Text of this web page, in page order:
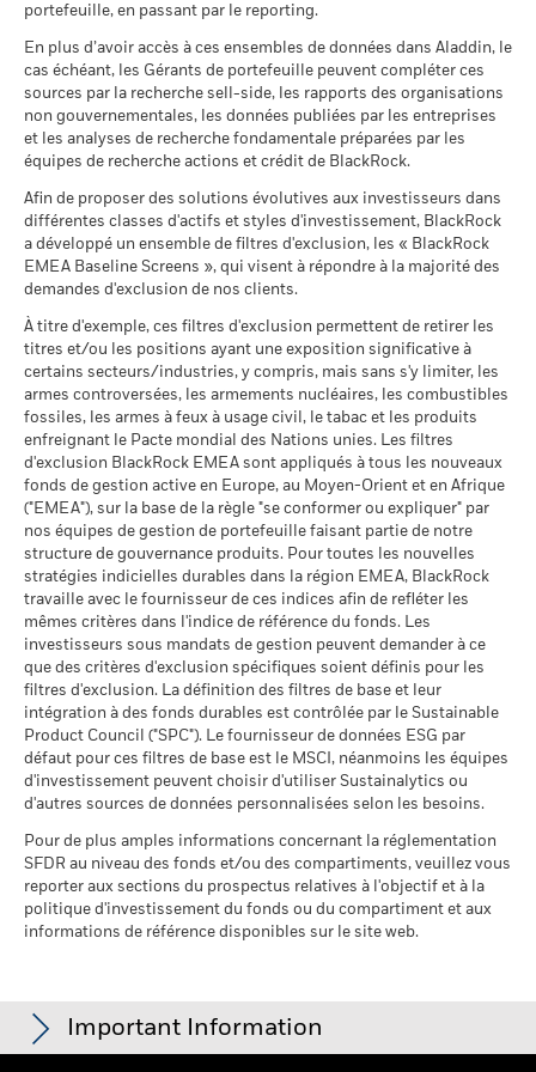
La performance indiquée est calculée après déduction des
frais courants. Les frais d’entrée/de sortie ne sont pas inclus
dans le calcul.
Les chiffres indiqués se rapportent aux performances
passées.Les performances passées ne sont pas un indicateur
fiable des performances futures. Les marchés pourraient
évoluer très différemment. Ceci peut vous aider à évaluer la
façon dont le fonds a été géré dans le passé
La performance est indiquée sur la base de la Valeur nette
d’inventaire (VNI), avec le revenu brut réinvesti le cas échéant.
Le rendement de votre investissement peut augmenter ou
diminuer en raison des fluctuations des devises si votre
investissement est effectué dans une devise autre que celle
utilisée dans le calcul des performances passées. Source :
Blackrock
Minimal Il n’y a pas de rendement minimum
Tension
Ce que vous pourriez obtenir après
Rendement annuel moyen
Défavorable
Ce que vous pourriez obtenir après
Rendement annuel moyen
Intermédiaire
Ce que vous pourriez obtenir après
Rendement annuel moyen
Favorable
Ce que vous pourriez obtenir après
Rendement annuel moyen
Le scénario de tension montre ce que vous pourriez obtenir
dans des situations de marché extrêmes.
au 30/juin/2026
MSCI - Armes nucléaires
au 30/juin/2026
0,00%
MSCI - Armes à feu civiles
au 30/juin/2026
0,00%
MSCI - Tabac
au 30/juin/2026
MSCI - Contrevenants au
Pacte mondial des Nations
Unies
au 30/juin/2026
0,00%
MSCI - Charbon thermique
au 30/juin/2026
0,00%
MSCI - Sables bitumineux
au 30/juin/2026
0,00%
Données sur la
participation aux secteurs
d'activité
au 30/juin/2026
33,89%
Pourcentage des avoirs du
fonds à l'égard desquels
des données ne sont pas
disponibles
au 30/juin/2026
L'exposition de BlackRock aux secteurs d'activité, telle qu'elle
est indiquée ci-dessus, pour le charbon thermique et les
sables bitumineux, est calculée et déclarée pour les
entreprises qui tirent plus de 5 % de leurs revenus du
charbon thermique ou des sables bitumineux, tel que défini
par MSCI ESG Research. L’exposition aux entreprises qui
génèrent des revenus à partir du charbon thermique ou des
sables bitumineux (à un seuil de revenus de 0 %), telle que
définie par MSCI ESG Research, se répartit comme suit :
Les indicateurs de participation aux secteurs d'activité sont
calculés par BlackRock à l’aide des données de MSCI ESG
(French)
BlackRock Global Funds - Annual report and
audited financial statements (French)
BlackRock Global Funds - Prospectus (French
- France)
BlackRock Global Funds - Prospectus
(English)
BlackRock Global Funds - Prospectus (French
- Belgium^France)
BlackRock Global Funds - Prospectus -
Addendum (French - France)
Sustainability related disclosure -
EHYFMP27AG (en)
Sustainability related disclosure -
EHYFMP27AG (fr)
Voir tous les documents
portefeuille, en passant par le reporting.
En plus d’avoir accès à ces ensembles de données dans Aladdin, le
cas échéant, les Gérants de portefeuille peuvent compléter ces
sources par la recherche sell-side, les rapports des organisations
non gouvernementales, les données publiées par les entreprises
et les analyses de recherche fondamentale préparées par les
équipes de recherche actions et crédit de BlackRock.
Afin de proposer des solutions évolutives aux investisseurs dans
différentes classes d'actifs et styles d'investissement, BlackRock
a développé un ensemble de filtres d'exclusion, les « BlackRock
EMEA Baseline Screens », qui visent à répondre à la majorité des
demandes d'exclusion de nos clients.
À titre d'exemple, ces filtres d'exclusion permettent de retirer les
titres et/ou les positions ayant une exposition significative à
certains secteurs/industries, y compris, mais sans s'y limiter, les
armes controversées, les armements nucléaires, les combustibles
fossiles, les armes à feux à usage civil, le tabac et les produits
enfreignant le Pacte mondial des Nations unies. Les filtres
d'exclusion BlackRock EMEA sont appliqués à tous les nouveaux
fonds de gestion active en Europe, au Moyen-Orient et en Afrique
("EMEA"), sur la base de la règle "se conformer ou expliquer" par
nos équipes de gestion de portefeuille faisant partie de notre
structure de gouvernance produits. Pour toutes les nouvelles
stratégies indicielles durables dans la région EMEA, BlackRock
travaille avec le fournisseur de ces indices afin de refléter les
mêmes critères dans l'indice de référence du fonds. Les
investisseurs sous mandats de gestion peuvent demander à ce
que des critères d'exclusion spécifiques soient définis pour les
filtres d'exclusion. La définition des filtres de base et leur
intégration à des fonds durables est contrôlée par le Sustainable
Product Council ("SPC"). Le fournisseur de données ESG par
défaut pour ces filtres de base est le MSCI, néanmoins les équipes
d'investissement peuvent choisir d'utiliser Sustainalytics ou
d'autres sources de données personnalisées selon les besoins.
Pour de plus amples informations concernant la réglementation
SFDR au niveau des fonds et/ou des compartiments, veuillez vous
reporter aux sections du prospectus relatives à l'objectif et à la
politique d'investissement du fonds ou du compartiment et aux
informations de référence disponibles sur le site web.
Important Information